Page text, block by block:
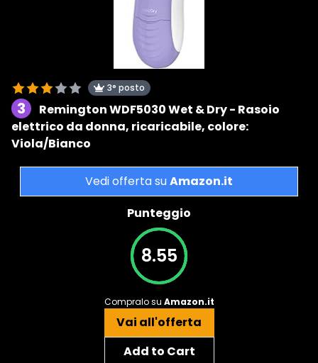
3° posto
3
Remington WDF5030 Wet & Dry - Rasoio
elettrico da donna, ricaricabile, colore:
Viola/Bianco
Vedi offerta suAmazon.it
Punteggio
8.55
Compralo su Amazon.it
Vai all'offerta
Add to Cart